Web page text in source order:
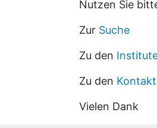
Nutzen Sie
Zur Suche
Zu den
Zu den
Vielen Dank